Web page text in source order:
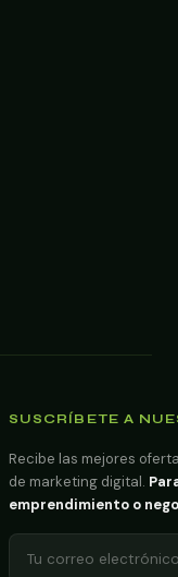
SUSCRÍBETE A
Recibe las mejores
de marketing digital.
emprendimiento o